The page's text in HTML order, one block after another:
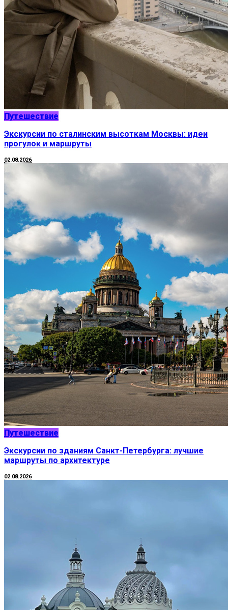
Путешествие
Экскурсии по сталинским высоткам Москвы: идеи
прогулок и маршруты
02.08.2026
Путешествие
Экскурсии по зданиям Санкт-Петербурга: лучшие
маршруты по архитектуре
02.08.2026